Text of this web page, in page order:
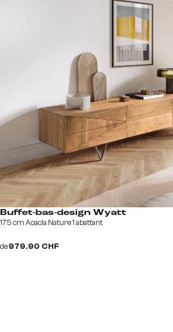
Buffet-bas-design Wyatt
175 cm Acacia Nature 1 abattant
de979.90 CHF